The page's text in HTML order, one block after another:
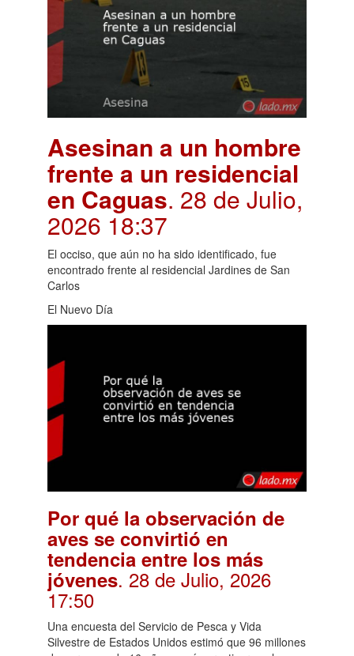
Asesinan a un hombre
frente a un residencial
en Caguas. 28 de Julio,
2026 18:37
El occiso, que aún no ha sido identificado, fue
encontrado frente al residencial Jardines de San
Carlos
El Nuevo Día
Por qué la observación de
aves se convirtió en
tendencia entre los más
jóvenes. 28 de Julio, 2026
17:50
Una encuesta del Servicio de Pesca y Vida
Silvestre de Estados Unidos estimó que 96 millones